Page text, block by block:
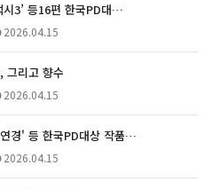
시3’ 등16편 한국PD대…
2026.04.15
그리고 향수
2026.04.15
경' 등 한국PD대상 작품…
2026.04.15